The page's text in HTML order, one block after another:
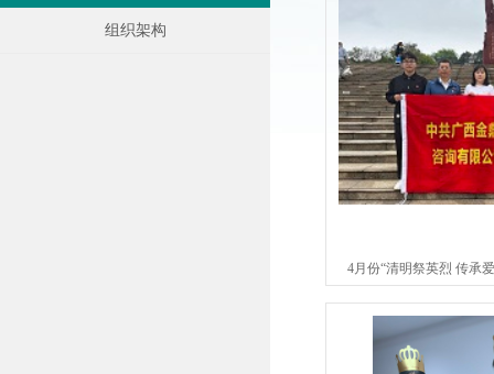
组织架构
4月份“清明祭英烈 传承